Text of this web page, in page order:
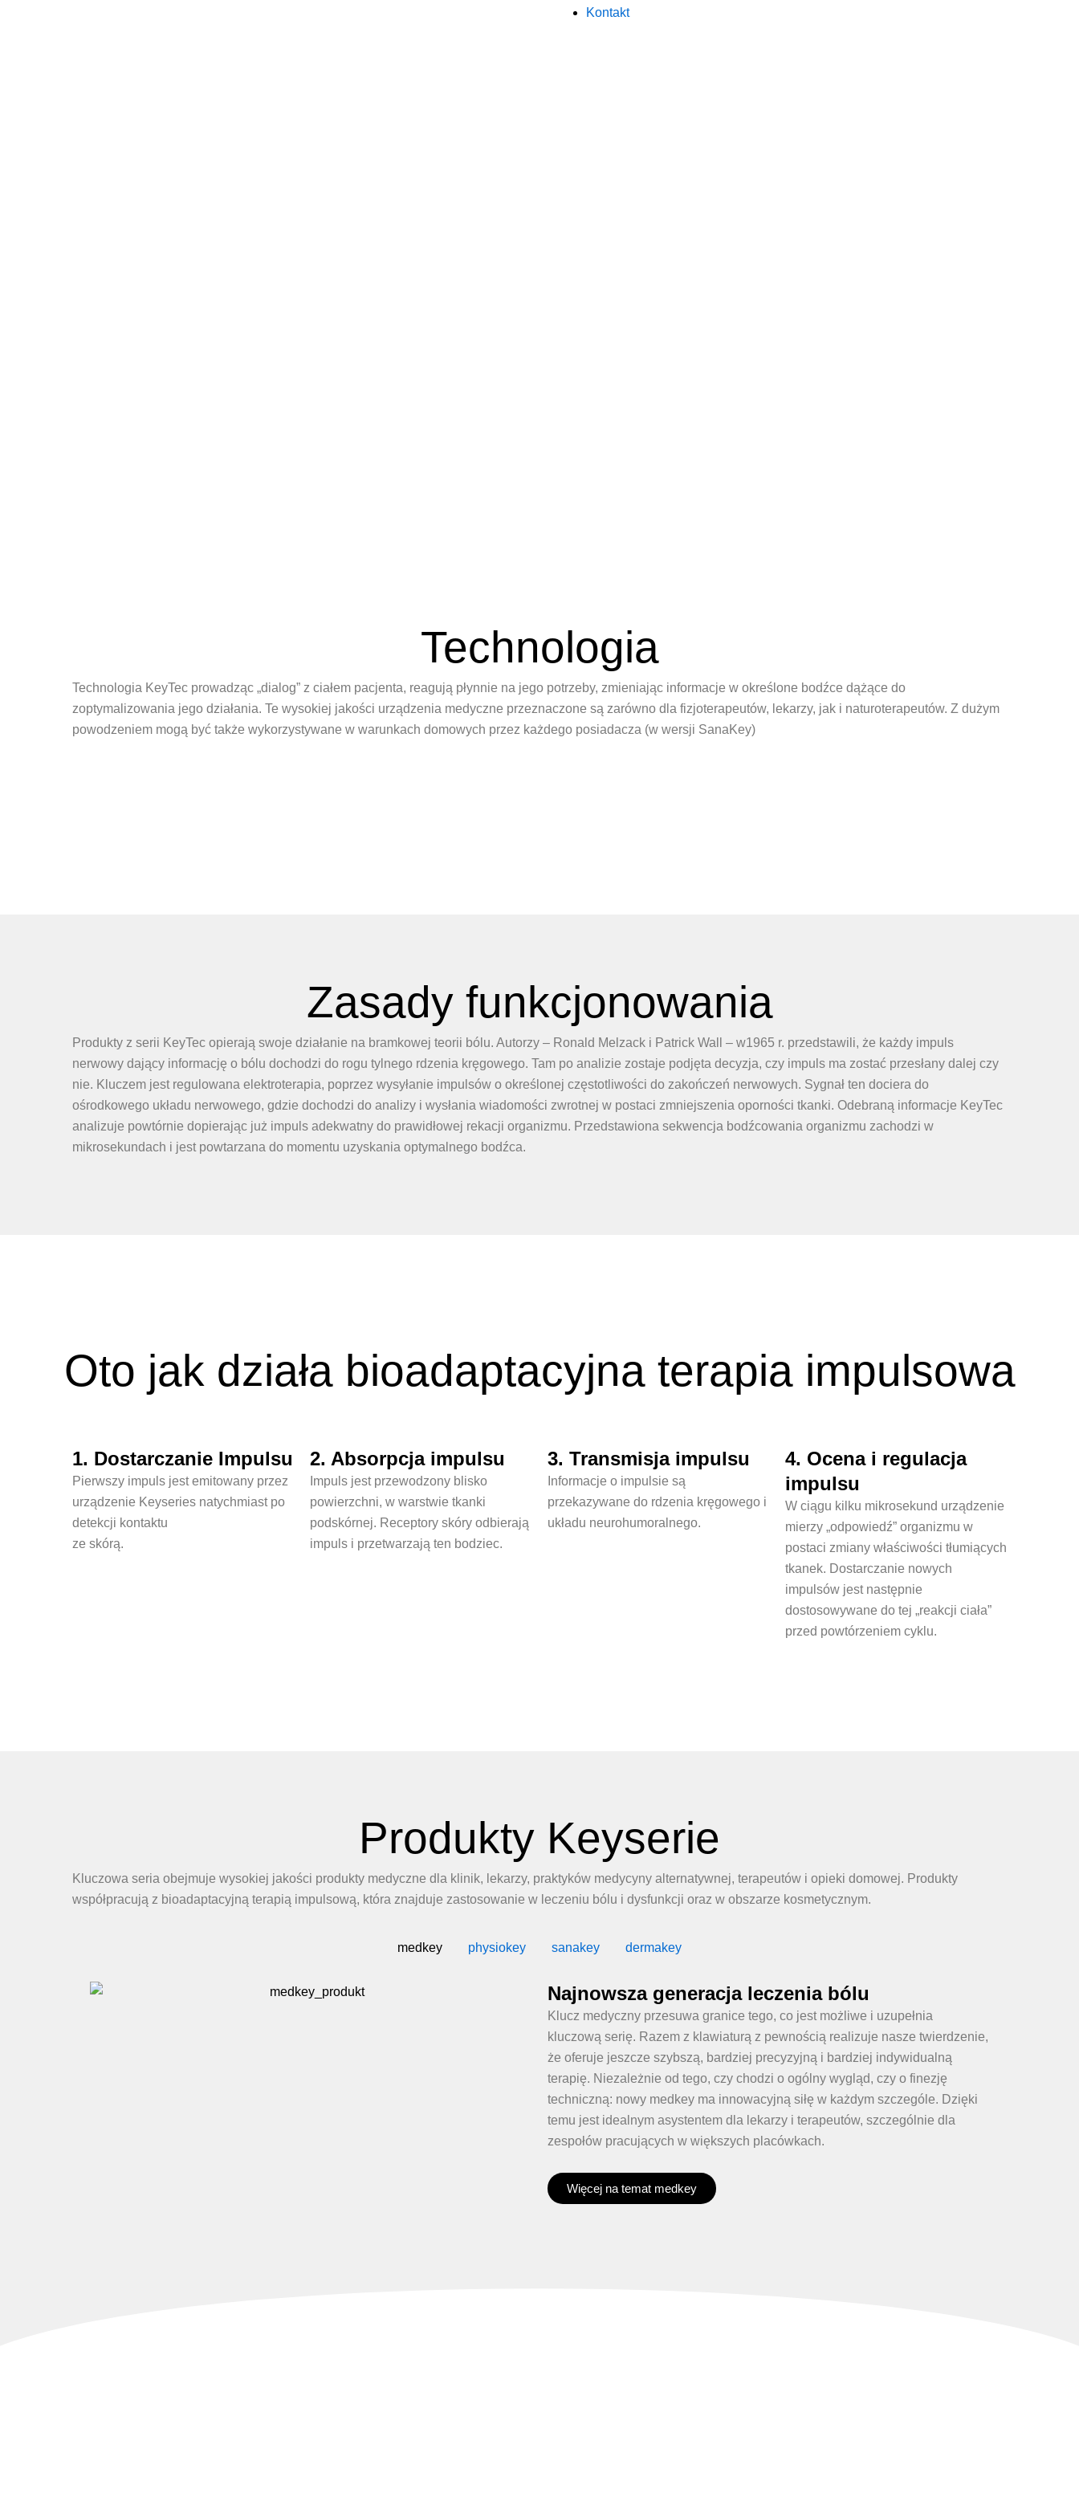
Kontakt
Technologia
Technologia KeyTec prowadząc „dialog” z ciałem pacjenta, reagują płynnie na jego potrzeby, zmieniając informacje w określone bodźce dążące do
zoptymalizowania jego działania. Te wysokiej jakości urządzenia medyczne przeznaczone są zarówno dla fizjoterapeutów, lekarzy, jak i naturoterapeutów. Z dużym
powodzeniem mogą być także wykorzystywane w warunkach domowych przez każdego posiadacza (w wersji SanaKey)
Zasady funkcjonowania
Produkty z serii KeyTec opierają swoje działanie na bramkowej teorii bólu. Autorzy – Ronald Melzack i Patrick Wall – w1965 r. przedstawili, że każdy impuls
nerwowy dający informację o bólu dochodzi do rogu tylnego rdzenia kręgowego. Tam po analizie zostaje podjęta decyzja, czy impuls ma zostać przesłany dalej czy
nie. Kluczem jest regulowana elektroterapia, poprzez wysyłanie impulsów o określonej częstotliwości do zakończeń nerwowych. Sygnał ten dociera do
ośrodkowego układu nerwowego, gdzie dochodzi do analizy i wysłania wiadomości zwrotnej w postaci zmniejszenia oporności tkanki. Odebraną informacje KeyTec
analizuje powtórnie dopierając już impuls adekwatny do prawidłowej rekacji organizmu. Przedstawiona sekwencja bodźcowania organizmu zachodzi w
mikrosekundach i jest powtarzana do momentu uzyskania optymalnego bodźca.
Oto jak działa bioadaptacyjna terapia impulsowa
1. Dostarczanie Impulsu
Pierwszy impuls jest emitowany przez
urządzenie Keyseries natychmiast po
detekcji kontaktu
ze skórą.
2. Absorpcja impulsu
Impuls jest przewodzony blisko
powierzchni, w warstwie tkanki
podskórnej. Receptory skóry odbierają
impuls i przetwarzają ten bodziec.
3. Transmisja impulsu
Informacje o impulsie są
przekazywane do rdzenia kręgowego i
układu neurohumoralnego.
4. Ocena i regulacja
impulsu
W ciągu kilku mikrosekund urządzenie
mierzy „odpowiedź” organizmu w
postaci zmiany właściwości tłumiących
tkanek. Dostarczanie nowych
impulsów jest następnie
dostosowywane do tej „reakcji ciała”
przed powtórzeniem cyklu.
Produkty Keyserie
Kluczowa seria obejmuje wysokiej jakości produkty medyczne dla klinik, lekarzy, praktyków medycyny alternatywnej, terapeutów i opieki domowej. Produkty
współpracują z bioadaptacyjną terapią impulsową, która znajduje zastosowanie w leczeniu bólu i dysfunkcji oraz w obszarze kosmetycznym.
medkey physiokey sanakey dermakey
Najnowsza generacja leczenia bólu
Klucz medyczny przesuwa granice tego, co jest możliwe i uzupełnia
kluczową serię. Razem z klawiaturą z pewnością realizuje nasze twierdzenie,
że oferuje jeszcze szybszą, bardziej precyzyjną i bardziej indywidualną
terapię. Niezależnie od tego, czy chodzi o ogólny wygląd, czy o finezję
techniczną: nowy medkey ma innowacyjną siłę w każdym szczególe. Dzięki
temu jest idealnym asystentem dla lekarzy i terapeutów, szczególnie dla
zespołów pracujących w większych placówkach.
Więcej na temat medkey